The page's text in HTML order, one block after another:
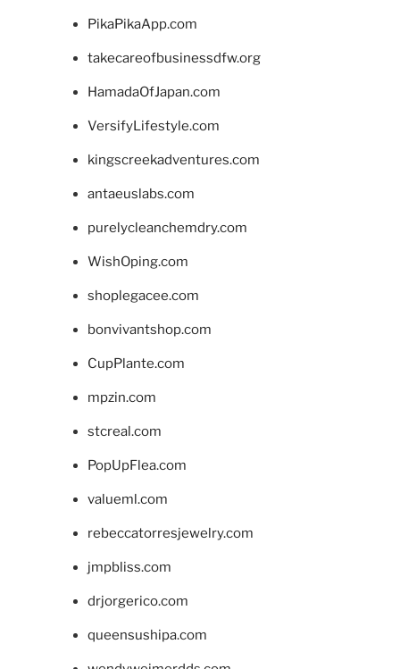
PikaPikaApp.com
takecareofbusinessdfw.org
HamadaOfJapan.com
VersifyLifestyle.com
kingscreekadventures.com
antaeuslabs.com
purelycleanchemdry.com
WishOping.com
shoplegacee.com
bonvivantshop.com
CupPlante.com
mpzin.com
stcreal.com
PopUpFlea.com
valueml.com
rebeccatorresjewelry.com
jmpbliss.com
drjorgerico.com
queensushipa.com